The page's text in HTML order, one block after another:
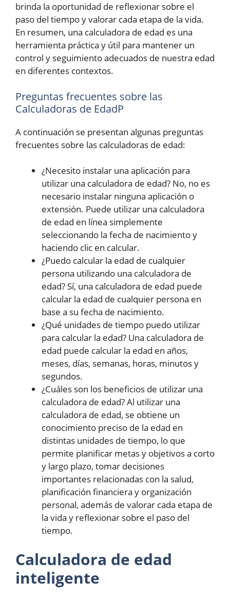
brinda la oportunidad de reflexionar sobre el
paso del tiempo y valorar cada etapa de la vida.
En resumen, una calculadora de edad es una
herramienta práctica y útil para mantener un
control y seguimiento adecuados de nuestra edad
en diferentes contextos.
Preguntas frecuentes sobre las
Calculadoras de EdadP
A continuación se presentan algunas preguntas
frecuentes sobre las calculadoras de edad:
¿Necesito instalar una aplicación para
utilizar una calculadora de edad? No, no es
necesario instalar ninguna aplicación o
extensión. Puede utilizar una calculadora
de edad en línea simplemente
seleccionando la fecha de nacimiento y
haciendo clic en calcular.
¿Puedo calcular la edad de cualquier
persona utilizando una calculadora de
edad? Sí, una calculadora de edad puede
calcular la edad de cualquier persona en
base a su fecha de nacimiento.
¿Qué unidades de tiempo puedo utilizar
para calcular la edad? Una calculadora de
edad puede calcular la edad en años,
meses, días, semanas, horas, minutos y
segundos.
¿Cuáles son los beneficios de utilizar una
calculadora de edad? Al utilizar una
calculadora de edad, se obtiene un
conocimiento preciso de la edad en
distintas unidades de tiempo, lo que
permite planificar metas y objetivos a corto
y largo plazo, tomar decisiones
importantes relacionadas con la salud,
planificación financiera y organización
personal, además de valorar cada etapa de
la vida y reflexionar sobre el paso del
tiempo.
Calculadora de edad
inteligente